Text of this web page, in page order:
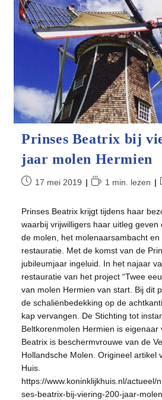
Prinses Beatrix bij
jaar molen Hermien
Bericht17 mei 2019 Leestijd:1 min. lezen
Prinses Beatrix krijgt tijdens haar
waarbij vrijwilligers haar uitleg geven
de molen, het molenaarsambacht
restauratie. Met de komst van de
jubileumjaar ingeluid. In het najaar
restauratie van het project “Twee
van molen Hermien van start. Bij dit
de schaliënbedekking op de
kap vervangen. De Stichting tot
Beltkorenmolen Hermien is eigenaar
Beatrix is beschermvrouwe van de
Hollandsche Molen. Origineel artikel
Huis.
https://www.koninklijkhuis.nl/actueel/
ses-beatrix-bij-viering-200-jaar-